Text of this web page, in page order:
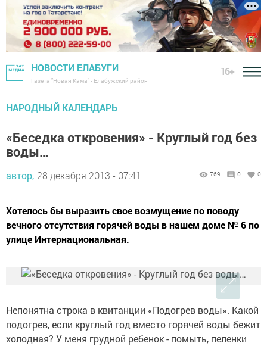
НОВОСТИ ЕЛАБУГИ
Газета "Новая Кама" - Елабужский район
16+
НАРОДНЫЙ КАЛЕНДАРЬ
«Беседка откровения» - Круглый год без
воды…
автор, 28 декабря 2013 - 07:41 769 0 0
Хотелось бы выразить свое возмущение по поводу
вечного отсутствия горячей воды в нашем доме № 6 по
улице Интернациональная.
Непонятна строка в квитанции «Подогрев воды». Какой
подогрев, если круглый год вместо горячей воды бежит
холодная? У меня грудной ребенок - помыть, пеленки